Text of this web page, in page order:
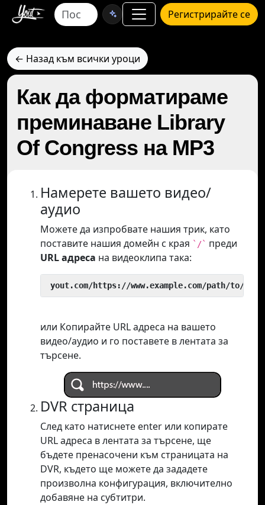
Регистрирайте се
← Назад към всички уроци
Как да форматираме
преминаване Library
Of Congress на MP3
Намерете вашето видео/
аудио
Можете да изпробвате нашия трик, като
поставите нашия домейн с края `/` преди
URL адреса на видеоклипа така:
yout.com/https://www.example.com/path/to/
или Копирайте URL адреса на вашето
видео/аудио и го поставете в лентата за
търсене.
DVR страница
След като натиснете enter или копирате
URL адреса в лентата за търсене, ще
бъдете пренасочени към страницата на
DVR, където ще можете да зададете
произволна конфигурация, включително
добавяне на субтитри.